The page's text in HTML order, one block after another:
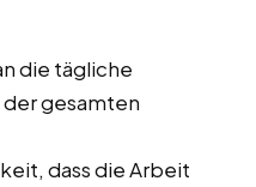
die tägliche
gesamten
dass die Arbeit